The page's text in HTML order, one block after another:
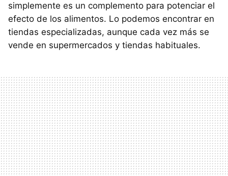
simplemente es un complemento para potenciar el
efecto de los alimentos. Lo podemos encontrar en
tiendas especializadas, aunque cada vez más se
vende en supermercados y tiendas habituales.